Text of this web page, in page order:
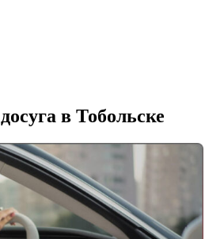
в Тобольске